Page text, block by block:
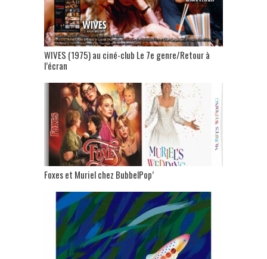
WIVES (1975) au ciné-club Le 7e genre/Retour à
l’écran
Foxes et Muriel chez BubbelPop’